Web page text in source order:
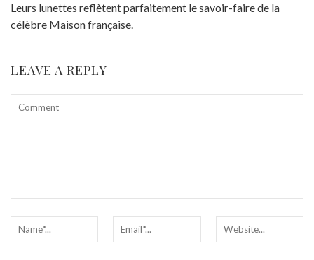
Leurs lunettes reflètent parfaitement le savoir-faire de la
célèbre Maison française.
LEAVE A REPLY